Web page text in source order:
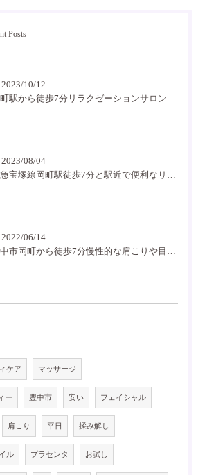
Posts
2023/10/12
岡町駅から徒歩7分リラクゼーションサロン癒し空間です
2023/08/04
阪急宝塚線岡町駅徒歩7分と駅近で便利なリラクゼーションサロン！お家サロンで気軽に通いやすいです。
2022/06/14
豊中市岡町から徒歩7分慢性的な肩こりや目の疲れなどにお困りの方には是非癒し空間に！
ケア マッサージ
ー 豊中市 安い フェイシャル
肩こり 平日 揉み解し
ル プラセンタ お試し